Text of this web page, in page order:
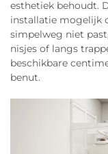
esthetiek behoudt.
installatie mogelijk
simpelweg niet
nisjes of langs
beschikbare
benut.